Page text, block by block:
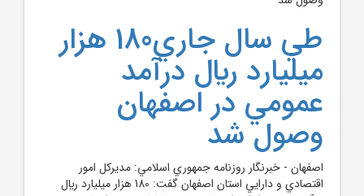
طي سال جاري180 هزار
ميليارد ريال درآمد
عمومي در اصفهان
وصول شد
اصفهان - خبرنگار روزنامه جمهوري اسلامي: مديرکل امور
اقتصادي و دارايي استان اصفهان گفت: 180 هزار ميليارد ريال